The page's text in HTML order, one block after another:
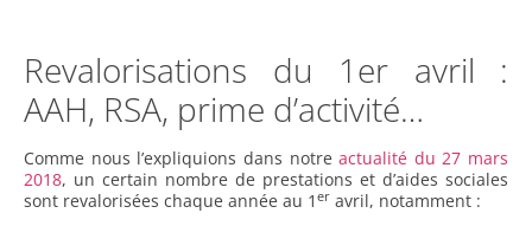
Revalorisations du 1er avril :
AAH, RSA, prime d’activité…
Comme nous l’expliquions dans notreactualité du 27 mars
2018, un certain nombre de prestations et d’aides sociales
sont revalorisées chaque année au 1 er avril, notamment :